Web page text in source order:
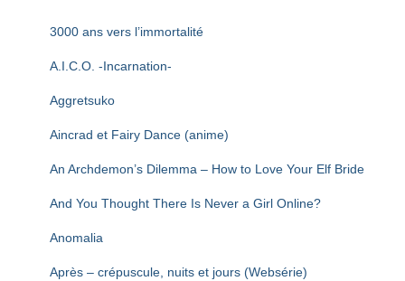
3000 ans vers l’immortalité
A.I.C.O. -Incarnation-
Aggretsuko
Aincrad et Fairy Dance (anime)
An Archdemon’s Dilemma – How to Love Your Elf Bride
And You Thought There Is Never a Girl Online?
Anomalia
Après – crépuscule, nuits et jours (Websérie)